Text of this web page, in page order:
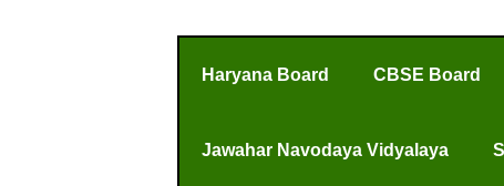
Haryana Board CBSE Board
Jawahar Navodaya Vidyalaya